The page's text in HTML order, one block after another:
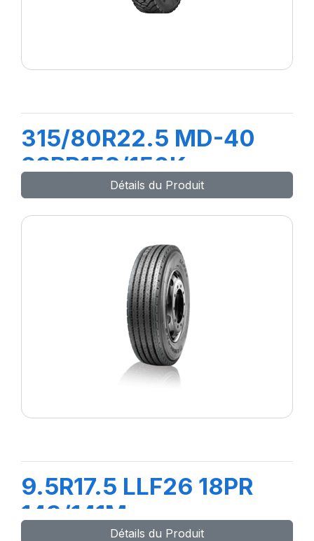
315/80R22.5 MD-40
22PR158/150K
Détails du Produit
9.5R17.5 LLF26 18PR
143/141M
Détails du Produit